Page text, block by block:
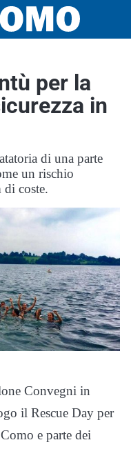
per la
in
di una parte
un rischio
coste.
Convegni in
il Rescue Day per
e parte dei